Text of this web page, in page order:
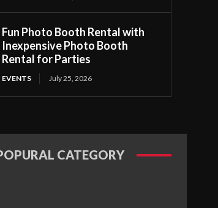
Fun Photo Booth Rental with
Inexpensive Photo Booth
Rental for Parties
EVENTS July 25, 2026
CATEGORY